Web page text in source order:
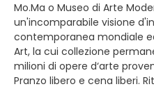
Mo.Ma o Museo di Arte
un'incomparabile visione
contemporanea mondiale
Art, la cui collezione
milioni di opere d‘arte
Pranzo libero e cena liberi.